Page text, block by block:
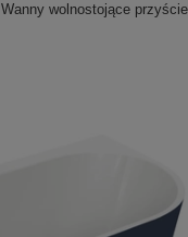
Wanny wolnostojące